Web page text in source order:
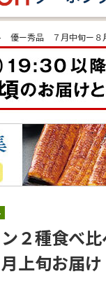
優ー秀品 ７月中旬ー８
ン２種食べ
上旬お届け